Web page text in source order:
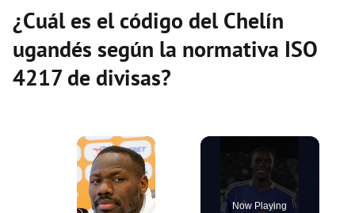
¿Cuál es el código del Chelín
ugandés según la normativa ISO
4217 de divisas?
×
Now Playing